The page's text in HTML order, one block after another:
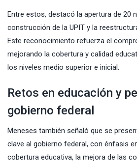
Entre estos, destacó la apertura de 20
construcción de la UPIT y la
Este reconocimiento refuerza el
mejorando la cobertura y calidad
los niveles medio superior e inicial.
Retos en educación y
gobierno federal
Meneses también señaló que se
clave al gobierno federal, con énfasis
cobertura educativa, la mejora de las